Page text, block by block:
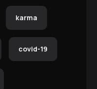
karma
covid-19